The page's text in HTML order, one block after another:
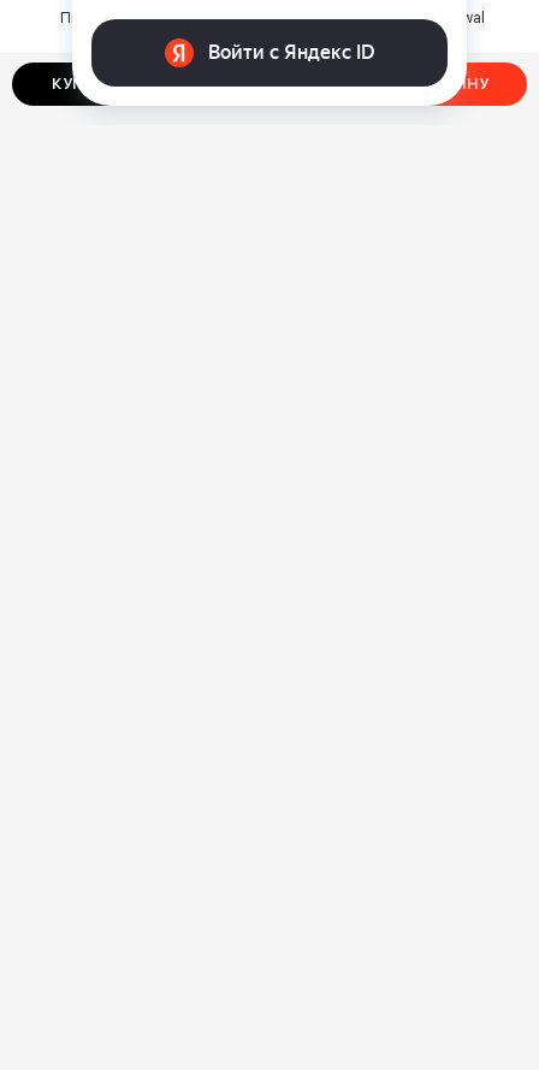
КУПИТЬ В ОДИН КЛИК ДОБАВИТЬ В КОРЗИНУ
Пилочка-эпилятор VirGo
Diamond
1 590
Маникюрный набор Dewal